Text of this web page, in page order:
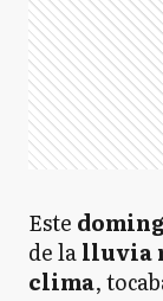
Este
de lalluvia
clima,